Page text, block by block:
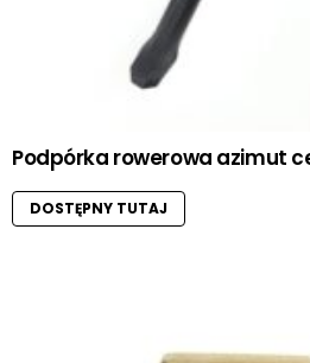
Podpórka rowerowa azimut
DOSTĘPNY TUTAJ